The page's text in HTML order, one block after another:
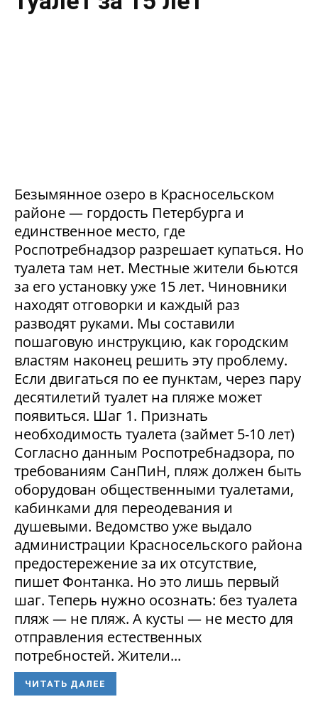
Безымянное озеро в Красносельском
районе — гордость Петербурга и
единственное место, где
Роспотребнадзор разрешает купаться. Но
туалета там нет. Местные жители бьются
за его установку уже 15 лет. Чиновники
находят отговорки и каждый раз
разводят руками. Мы составили
пошаговую инструкцию, как городским
властям наконец решить эту проблему.
Если двигаться по ее пунктам, через пару
десятилетий туалет на пляже может
появиться. Шаг 1. Признать
необходимость туалета (займет 5-10 лет)
Согласно данным Роспотребнадзора, по
требованиям СанПиН, пляж должен быть
оборудован общественными туалетами,
кабинками для переодевания и
душевыми. Ведомство уже выдало
администрации Красносельского района
предостережение за их отсутствие,
пишет Фонтанка. Но это лишь первый
шаг. Теперь нужно осознать: без туалета
пляж — не пляж. А кусты — не место для
отправления естественных
потребностей. Жители...
ЧИТАТЬ ДАЛЕЕ